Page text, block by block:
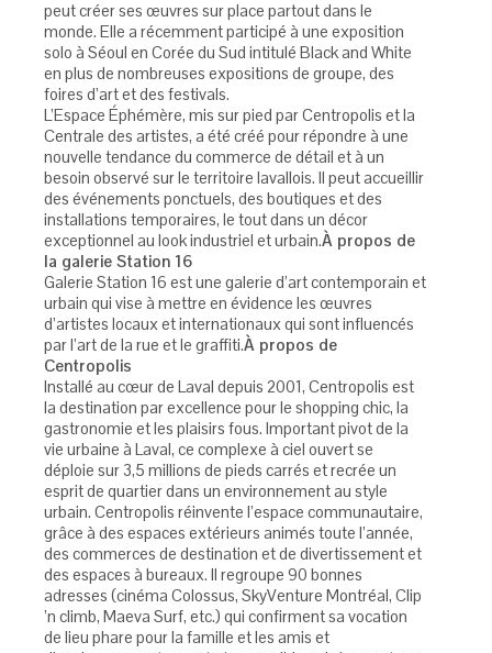
peut créer ses œuvres sur place partout dans le
monde. Elle a récemment participé à une exposition
solo à Séoul en Corée du Sud intitulé Black and White
en plus de nombreuses expositions de groupe, des
foires d’art et des festivals.
L’Espace Éphémère, mis sur pied par Centropolis et la
Centrale des artistes, a été créé pour répondre à une
nouvelle tendance du commerce de détail et à un
besoin observé sur le territoire lavallois. Il peut accueillir
des événements ponctuels, des boutiques et des
installations temporaires, le tout dans un décor
exceptionnel au look industriel et urbain.À propos de
la galerie Station 16
Galerie Station 16 est une galerie d’art contemporain et
urbain qui vise à mettre en évidence les œuvres
d’artistes locaux et internationaux qui sont influencés
par l’art de la rue et le graffiti.À propos de
Centropolis
Installé au cœur de Laval depuis 2001, Centropolis est
la destination par excellence pour le shopping chic, la
gastronomie et les plaisirs fous. Important pivot de la
vie urbaine à Laval, ce complexe à ciel ouvert se
déploie sur 3,5 millions de pieds carrés et recrée un
esprit de quartier dans un environnement au style
urbain. Centropolis réinvente l’espace communautaire,
grâce à des espaces extérieurs animés toute l’année,
des commerces de destination et de divertissement et
des espaces à bureaux. Il regroupe 90 bonnes
adresses (cinéma Colossus, SkyVenture Montréal, Clip
’n climb, Maeva Surf, etc.) qui confirment sa vocation
de lieu phare pour la famille et les amis et